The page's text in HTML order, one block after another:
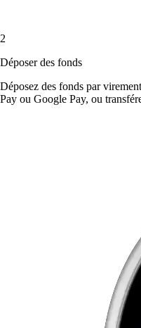
2
Déposer des fonds
Déposez des fonds par
Pay ou Google Pay, ou